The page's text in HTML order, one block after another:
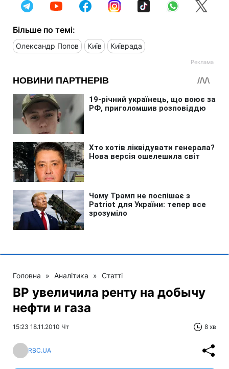
Більше по темі:
Олександр Попов Київ Київрада
Головна » Аналітика » Статті
ВР увеличила ренту на добычу
нефти и газа
15:23 18.11.2010 Чт 8 хв
RBC.UA